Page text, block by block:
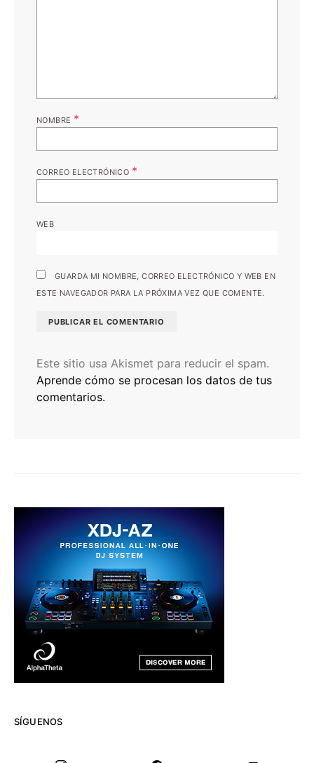
NOMBRE *
CORREO ELECTRÓNICO *
WEB
GUARDA MI NOMBRE, CORREO ELECTRÓNICO Y WEB EN
ESTE NAVEGADOR PARA LA PRÓXIMA VEZ QUE COMENTE.
Este sitio usa Akismet para reducir el spam.
Aprende cómo se procesan los datos de tus
comentarios.
SÍGUENOS